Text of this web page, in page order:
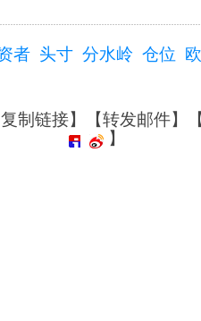
者 头寸 分水岭 仓位
复制链接】【转发邮件】
】